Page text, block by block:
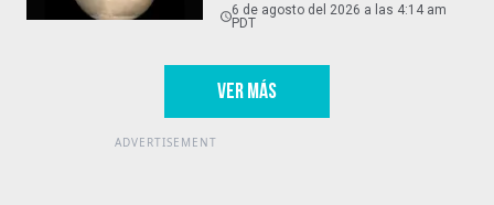
6 de agosto del 2026 a las 4:14 am
PDT
VER MÁS